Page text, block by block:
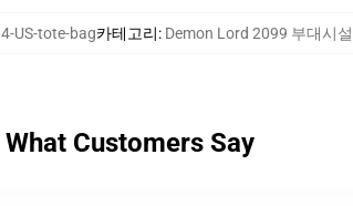
US-tote-bag카테고리: Demon Lord 2099 부대시설
What Customers Say